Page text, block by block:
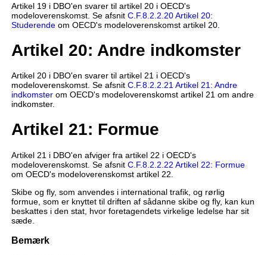
Artikel 19 i DBO'en svarer til artikel 20 i OECD's
modeloverenskomst. Se afsnit C.F.8.2.2.20 Artikel 20:
Studerendeom OECD's modeloverenskomst artikel 20.
Artikel 20: Andre indkomster
Artikel 20 i DBO'en svarer til artikel 21 i OECD's
modeloverenskomst. Se afsnit C.F.8.2.2.21 Artikel 21: Andre
indkomsterom OECD's modeloverenskomst artikel 21 om andre
indkomster.
Artikel 21: Formue
Artikel 21 i DBO'en afviger fra artikel 22 i OECD's
modeloverenskomst. Se afsnit C.F.8.2.2.22 Artikel 22: Formue
om OECD's modeloverenskomst artikel 22.
Skibe og fly, som anvendes i international trafik, og rørlig
formue, som er knyttet til driften af sådanne skibe og fly, kan kun
beskattes i den stat, hvor foretagendets virkelige ledelse har sit
sæde.
Bemærk